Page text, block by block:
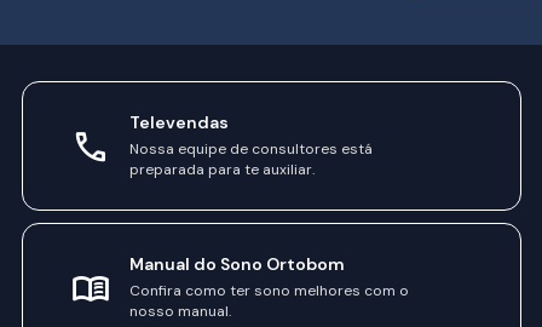
Televendas
Nossa equipe de consultores está
preparada para te auxiliar.
Manual do Sono Ortobom
Confira como ter sono melhores com o
nosso manual.